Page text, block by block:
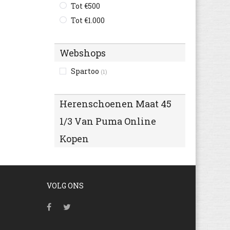
Tot €500
Tot €1.000
Webshops
Spartoo (1)
Herenschoenen Maat 45
1/3 Van Puma Online
Kopen
VOLG ONS